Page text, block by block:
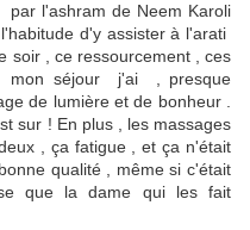
l'ashram de Neem Karoli
d'y assister à l'arati
soir , ce ressourcement , ces
mon séjour j'ai , presque
de lumière et de bonheur .
sur ! En plus , les massages
, ça fatigue , et ça n'était
qualité , même si c'était
que la dame qui les fait